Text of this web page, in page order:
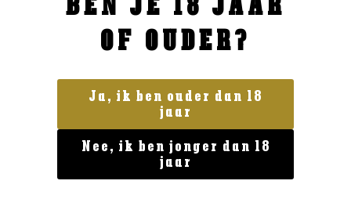
Tukkerschnapps 0.2
BEN JE 18 JAAR
OF OUDER?
Ja, ik ben ouder dan 18
jaar
Nee, ik ben jonger dan 18
jaar